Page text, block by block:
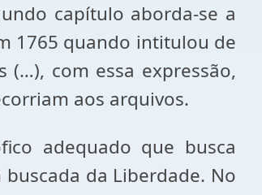
capítulo aborda-se a
1765 quando intitulou de
(…), com essa expressão,
aos arquivos.
adequado que busca
da Liberdade. No